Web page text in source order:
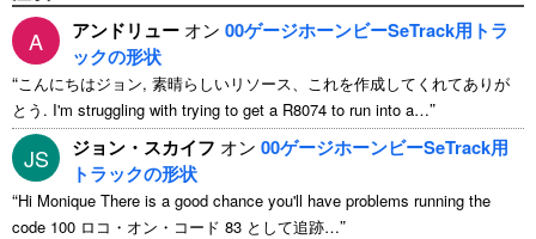
A アンドリュー オン 00ゲージホーンビーSeTrack用トラ
ックの形状
“こんにちはジョン, 素晴らしいリソース、これを作成してくれてありが
とう. I'm struggling with trying to get a R8074 to run into a…”
JS ジョン・スカイフ オン 00ゲージホーンビーSeTrack用
トラックの形状
“Hi Monique There is a good chance you'll have problems running the
code 100 ロコ・オン・コード 83 として追跡…”